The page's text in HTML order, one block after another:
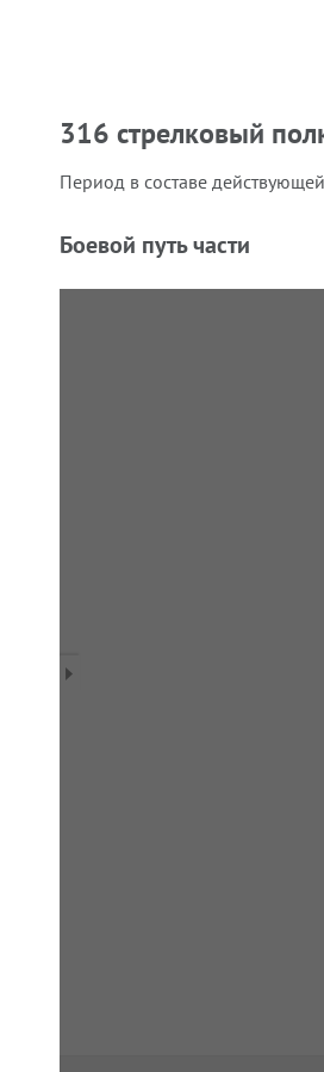
316 стрелковый
Период в составе
Боевой путь части